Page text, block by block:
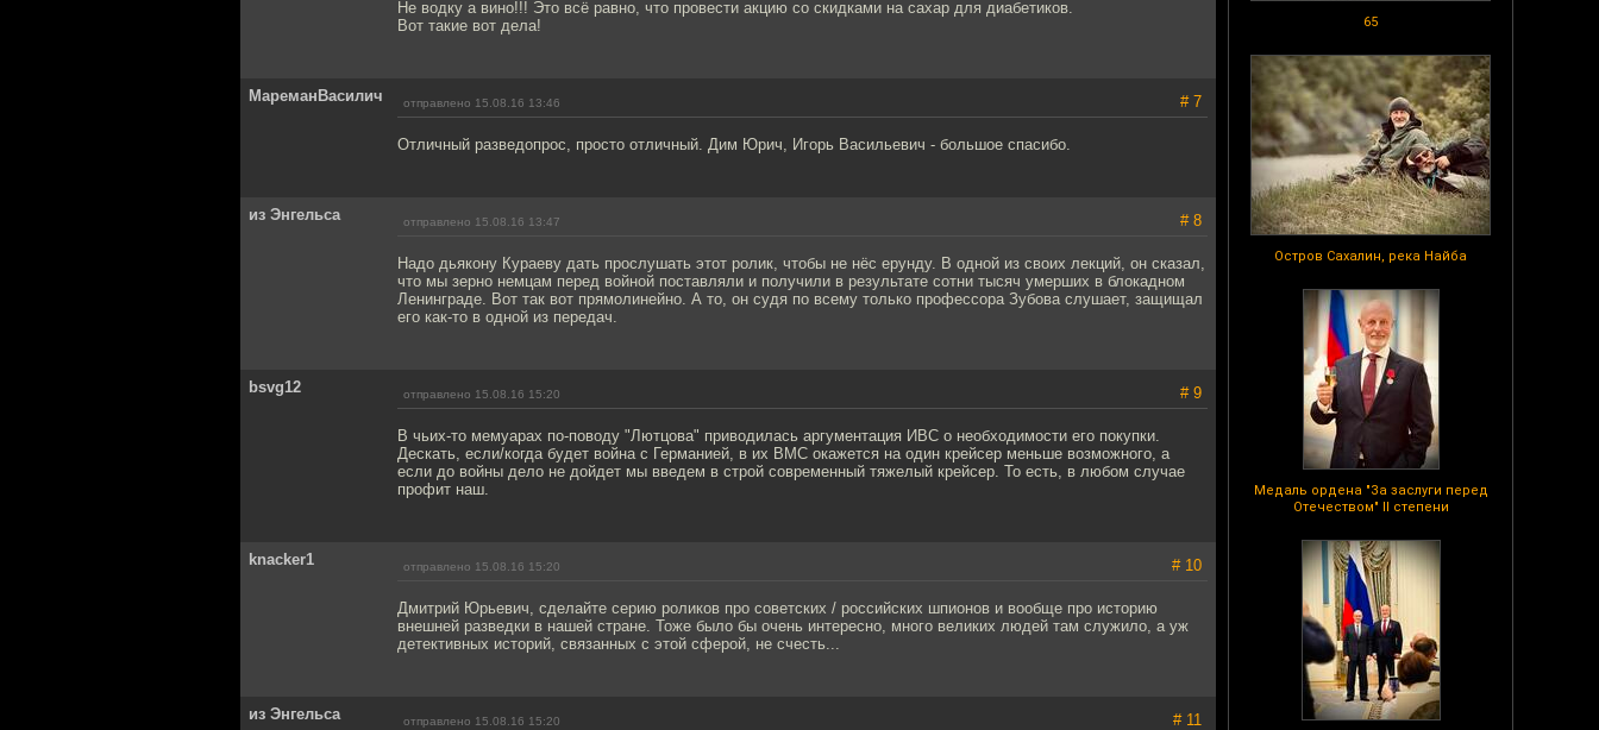
65
Остров Сахалин, река Найба
Медаль ордена "За заслуги перед
Отечеством" II степени
Не водку а вино!!! Это всё равно, что провести акцию со скидками на сахар для диабетиков.
Вот такие вот дела!
МареманВасилич отправлено 15.08.16 13:46 # 7
Отличный разведопрос, просто отличный. Дим Юрич, Игорь Васильевич - большое спасибо.
из Энгельса отправлено 15.08.16 13:47 # 8
Надо дьякону Кураеву дать прослушать этот ролик, чтобы не нёс ерунду. В одной из своих лекций, он сказал,
что мы зерно немцам перед войной поставляли и получили в результате сотни тысяч умерших в блокадном
Ленинграде. Вот так вот прямолинейно. А то, он судя по всему только профессора Зубова слушает, защищал
его как-то в одной из передач.
bsvg12 отправлено 15.08.16 15:20 # 9
В чьих-то мемуарах по-поводу "Лютцова" приводилась аргументация ИВС о необходимости его покупки.
Дескать, если/когда будет война с Германией, в их ВМС окажется на один крейсер меньше возможного, а
если до войны дело не дойдет мы введем в строй современный тяжелый крейсер. То есть, в любом случае
профит наш.
knacker1 отправлено 15.08.16 15:20 # 10
Дмитрий Юрьевич, сделайте серию роликов про советских / российских шпионов и вообще про историю
внешней разведки в нашей стране. Тоже было бы очень интересно, много великих людей там служило, а уж
детективных историй, связанных с этой сферой, не счесть...
из Энгельса отправлено 15.08.16 15:20 # 11